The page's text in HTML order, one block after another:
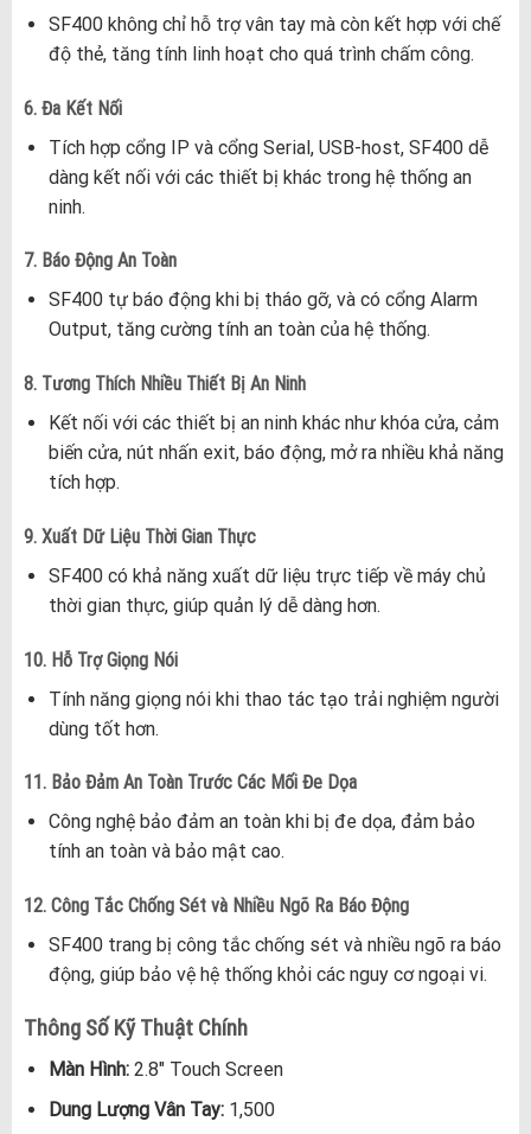
SF400 không chỉ hỗ trợ vân tay mà còn kết hợp với chế
độ thẻ, tăng tính linh hoạt cho quá trình chấm công.
6. Đa Kết Nối
Tích hợp cổng IP và cổng Serial, USB-host, SF400 dễ
dàng kết nối với các thiết bị khác trong hệ thống an
ninh.
7. Báo Động An Toàn
SF400 tự báo động khi bị tháo gỡ, và có cổng Alarm
Output, tăng cường tính an toàn của hệ thống.
8. Tương Thích Nhiều Thiết Bị An Ninh
Kết nối với các thiết bị an ninh khác như khóa cửa, cảm
biến cửa, nút nhấn exit, báo động, mở ra nhiều khả năng
tích hợp.
9. Xuất Dữ Liệu Thời Gian Thực
SF400 có khả năng xuất dữ liệu trực tiếp về máy chủ
thời gian thực, giúp quản lý dễ dàng hơn.
10. Hỗ Trợ Giọng Nói
Tính năng giọng nói khi thao tác tạo trải nghiệm người
dùng tốt hơn.
11. Bảo Đảm An Toàn Trước Các Mối Đe Dọa
Công nghệ bảo đảm an toàn khi bị đe dọa, đảm bảo
tính an toàn và bảo mật cao.
12. Công Tắc Chống Sét và Nhiều Ngõ Ra Báo Động
SF400 trang bị công tắc chống sét và nhiều ngõ ra báo
động, giúp bảo vệ hệ thống khỏi các nguy cơ ngoại vi.
Thông Số Kỹ Thuật Chính
Màn Hình:2.8″ Touch Screen
Dung Lượng Vân Tay:1,500